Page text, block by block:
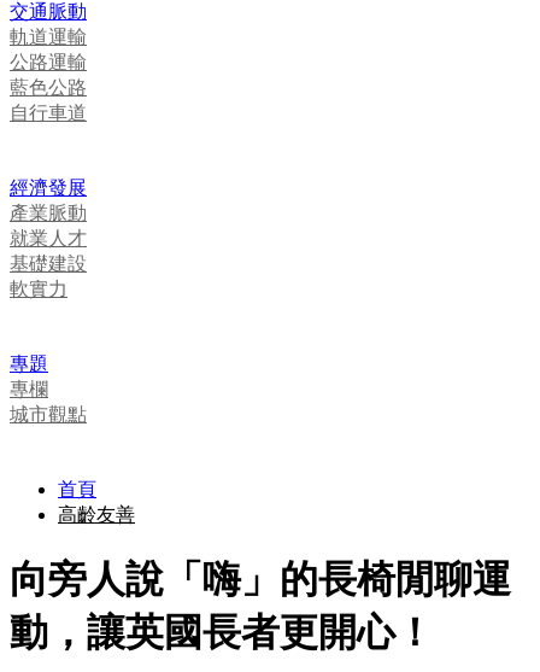
交通脈動
軌道運輸
公路運輸
藍色公路
自行車道
經濟發展
產業脈動
就業人才
基礎建設
軟實力
專題
專欄
城市觀點
首頁
高齡友善
向旁人說「嗨」的長椅閒聊運
動，讓英國長者更開心！